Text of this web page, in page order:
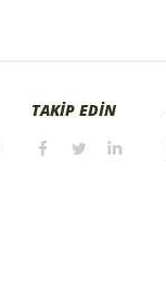
TAKİP EDİN